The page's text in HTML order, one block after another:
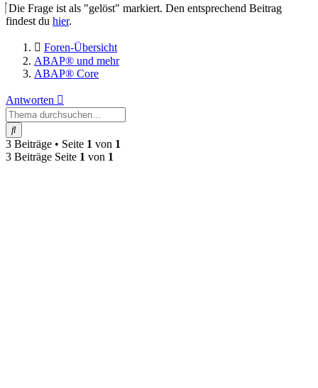
Die Frage ist als "gelöst" markiert. Den entsprechend Beitrag
findest du hier.
Foren-Übersicht
ABAP® und mehr
ABAP® Core
Antworten
Suche
3 Beiträge • Seite 1 von 1
3 Beiträge Seite 1 von 1